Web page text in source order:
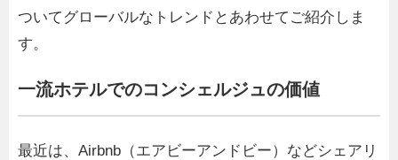
ついてグローバルなトレンドとあわせてご紹介しま
す。
一流ホテルでのコンシェルジュの価値
最近は、Airbnb（エアビーアンドビー）などシェアリ